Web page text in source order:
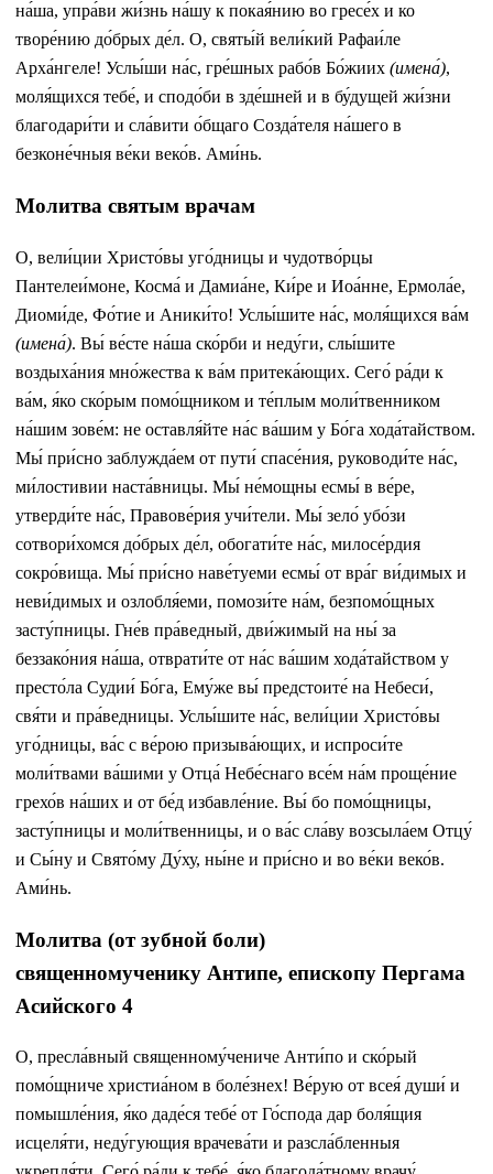
на́ша, упра́ви жи́знь на́шу к покая́нию во гресе́х и ко
творе́нию до́брых де́л. О, святы́й вели́кий Рафаи́ле
Арха́нгеле! Услы́ши на́с, гре́шных рабо́в Бо́жиих (имена́),
моля́щихся тебе́, и сподо́би в зде́шней и в бу́дущей жи́зни
благодари́ти и сла́вити о́бщаго Созда́теля на́шего в
безконе́чныя ве́ки веко́в. Ами́нь.
Молитва святым врачам
О, вели́ции Христо́вы уго́дницы и чудотво́рцы
Пантелеи́моне, Косма́ и Дамиа́не, Ки́ре и Иоа́нне, Ермола́е,
Диоми́де, Фо́тие и Аники́то! Услы́шите на́с, моля́щихся ва́м
(имена́). Вы́ ве́сте на́ша ско́рби и неду́ги, слы́шите
воздыха́ния мно́жества к ва́м притека́ющих. Сего́ ра́ди к
ва́м, я́ко ско́рым помо́щником и те́плым моли́твенником
на́шим зове́м: не оставля́йте на́с ва́шим у Бо́га хода́тайством.
Мы́ при́сно заблужда́ем от пути́ спасе́ния, руководи́те на́с,
ми́лостивии наста́вницы. Мы́ не́мощны есмы́ в ве́ре,
утверди́те на́с, Правове́рия учи́тели. Мы́ зело́ убо́зи
сотвори́хомся до́брых де́л, обогати́те на́с, милосе́рдия
сокро́вища. Мы́ при́сно наве́туеми есмы́ от вра́г ви́димых и
неви́димых и озлобля́еми, помози́те на́м, безпомо́щных
засту́пницы. Гне́в пра́ведный, дви́жимый на ны́ за
беззако́ния на́ша, отврати́те от на́с ва́шим хода́тайством у
престо́ла Судии́ Бо́га, Ему́же вы́ предстоите́ на Небеси́,
свя́ти и пра́ведницы. Услы́шите на́с, вели́ции Христо́вы
уго́дницы, ва́с с ве́рою призыва́ющих, и испроси́те
моли́твами ва́шими у Отца́ Небе́снаго все́м на́м проще́ние
грехо́в на́ших и от бе́д избавле́ние. Вы́ бо помо́щницы,
засту́пницы и моли́твенницы, и о ва́с сла́ву возсыла́ем Отцу́
и Сы́ну и Свято́му Ду́ху, ны́не и при́сно и во ве́ки веко́в.
Ами́нь.
Молитва (от зубной боли)
священномученику Антипе, епископу Пергама
Асийского 4
О, пресла́вный священному́чениче Анти́по и ско́рый
помо́щниче христиа́ном в боле́знех! Ве́рую от всея́ души́ и
помышле́ния, я́ко даде́ся тебе́ от Го́спода дар боля́щия
исцеля́ти, неду́гующия врачева́ти и разсла́бленныя